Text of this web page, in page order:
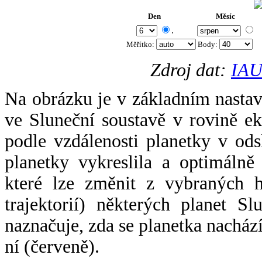
Den Měsíc
.
Měřítko: Body:
Zdroj dat:
Na obrázku je v základním
ve Sluneční soustavě v rovině
podle vzdálenosti planetky v
planetky vykreslila a
které lze změnit z vybraných
trajektorií) některých planet
naznačuje, zda se planetka
ní (červeně).